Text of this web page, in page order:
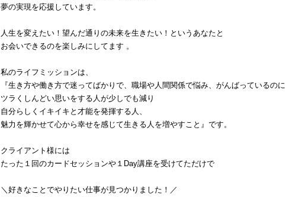
夢の実現を応援しています。
人生を変えたい！望んだ通りの未来を生きたい！というあなたと
お会いできるのを楽しみにしてます 。
私のライフミッションは、
『生き方や働き方で迷ってばかりで、職場や人間関係で悩み、がんばっているのに
ツラくしんどい思いをする人が少しでも減り
自分らしくイキイキと才能を発揮する人、
魅力を輝かせて心から幸せを感じて生きる人を増やすこと』です。
クライアント様には
たった１回のカードセッションや１Day講座を受けてただけで
＼好きなことでやりたい仕事が見つかりました！／